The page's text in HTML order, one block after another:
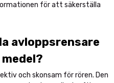
för att säkerställa
avloppsrensare
och skonsam för rören. Den